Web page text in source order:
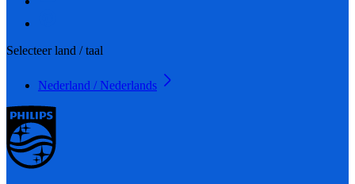
Selecteer land / taal
Nederland / Nederlands